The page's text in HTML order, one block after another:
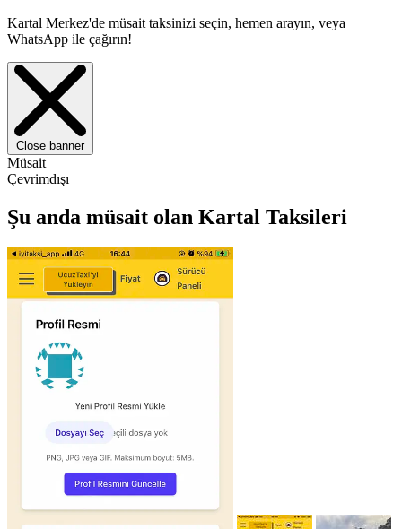
Kartal Merkez'de müsait taksinizi seçin, hemen arayın, veya
WhatsApp ile çağırın!
Close banner
Müsait
Çevrimdışı
Şu anda müsait olan Kartal Taksileri